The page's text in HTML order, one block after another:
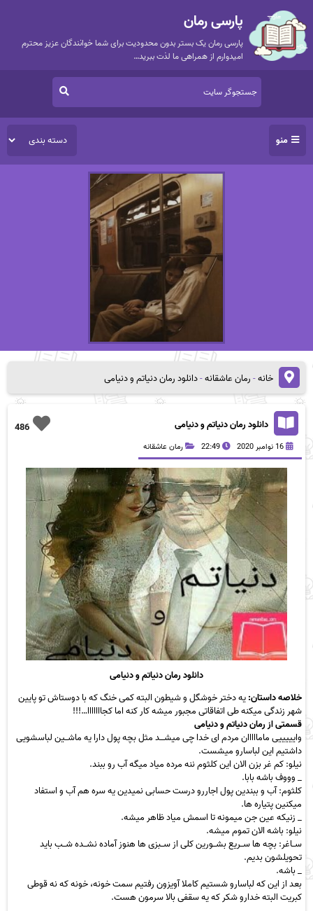
پارسی رمان
پارسی رمان یک بستر بدون محدودیت برای شما خوانندگان عزیز محترم
امیدوارم از همراهی ما لذت ببرید…
منو
خانه-رمان عاشقانه-دانلود رمان دنیاتم و دنیامی
486 دانلود رمان دنیاتم و دنیامی
16 نوامبر 2020 22:49 رمان عاشقانه
دانلود رمان دنیاتم و دنیامی
خلاصه داستان:یه دختر خوشگل و شیطون البته کمی خنگ که با دوستاش تو پایین
شهر زندگی میکنه طی اتفاقاتی مجبور میشه کار کنه اما کجااااااا…!!!
قسمتی از رمان دنیاتم و دنیامی
وایییییی مامااااان مردم ای خدا چی میشـــد مثل بچه پول دارا یه ماشــین لباسشویی
داشتیم این لباسارو میشست.
نیلو: کم غر بزن الان این کلثوم ننه مرده میاد میگه آب رو ببند.
_ وووف باشه بابا.
کلثوم: آب و ببندین پول اجاررو درست حسابی نمیدین یه سره هم آب و استفاد
میکنین پتیاره ها.
_ زنیکه عین جن میمونه تا اسمش میاد ظاهر میشه.
نیلو: باشه الان تموم میشه.
ســاغر: بچه ها ســریع بشــورین کلی از ســبزی ها هنوز آماده نشــده شــب باید
تحویلشون بدیم.
_ باشه.
بعد از این که لباسارو شستیم کاملا آویزون رفتیم سمت خونه، خونه که نه قوطی
کبریت البته خدارو شکر که یه سقفی بالا سرمون هست.